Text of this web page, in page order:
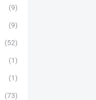
(9)
(9)
(52)
(1)
(1)
(73)